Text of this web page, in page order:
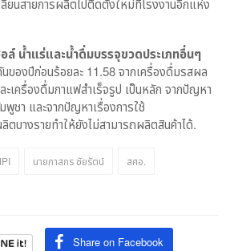
ลี่ยนสายการผลิตไปติดตั้งใหม่ที่โรงงานอีกแห่ง
ล์ น้ำแร่และน้ำดื่มบรรจุขวดประเภทอื่นๆ
ของปีก่อนร้อยละ 11.58 จากเครื่องดื่มรสผล
ะเครื่องดื่มกาแฟสำเร็จรูป เป็นหลัก จากปัญหา
ชา และจากปัญหาเรื่องการใช้
ตบางรายทำให้ยังไม่สามารถผลิตสินค้าได้.
นายภาสกร ชัยรัตน์ สศอ.
Share on Facebook